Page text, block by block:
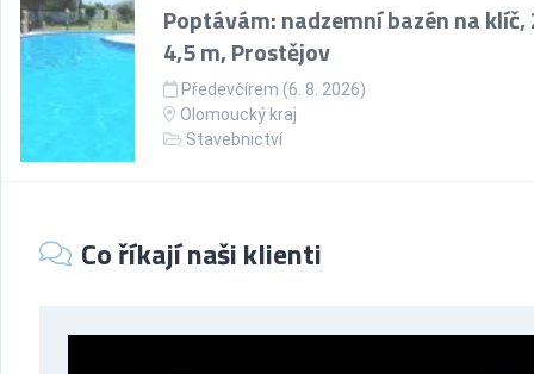
Poptávám: nadzemní bazén na klíč,
4,5 m, Prostějov
Předevčírem (6. 8. 2026)
Olomoucký kraj
Stavebnictví
Co říkají naši klienti